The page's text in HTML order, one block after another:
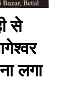
से
लगा